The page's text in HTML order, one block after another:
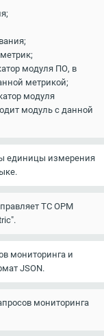
модуля ПО, в
метрикой;
модуля
модуль с данной
единицы измерения
ТС ОРМ
мониторинга и
JSON.
мониторинга